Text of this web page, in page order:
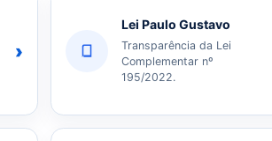
›
Lei Paulo Gustavo
Transparência da Lei
Complementar nº
195/2022.